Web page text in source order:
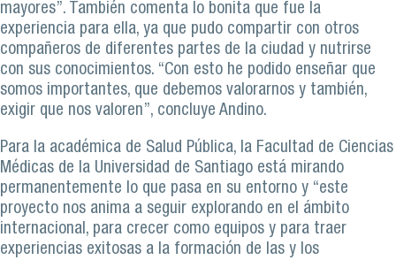
mayores”. También comenta lo bonita que fue la
experiencia para ella, ya que pudo compartir con otros
compañeros de diferentes partes de la ciudad y nutrirse
con sus conocimientos. “Con esto he podido enseñar que
somos importantes, que debemos valorarnos y también,
exigir que nos valoren”, concluye Andino.
Para la académica de Salud Pública, la Facultad de Ciencias
Médicas de la Universidad de Santiago está mirando
permanentemente lo que pasa en su entorno y “este
proyecto nos anima a seguir explorando en el ámbito
internacional, para crecer como equipos y para traer
experiencias exitosas a la formación de las y los